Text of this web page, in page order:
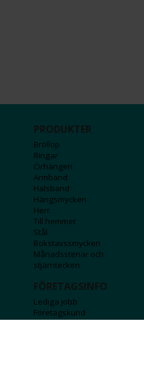
PRODUKTER
Bröllop
Ringar
Örhängen
Armband
Halsband
Hängsmycken
Herr
Till hemmet
Stål
Bokstavssmycken
Månadsstenar och
stjärntecken
FÖRETAGSINFO
Lediga jobb
Företagskund
Affiliateinformation